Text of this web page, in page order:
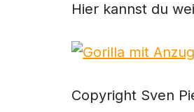
Hier kannst du
Copyright Sven